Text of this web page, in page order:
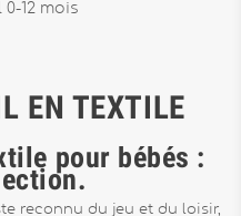
0-12 mois
EN TEXTILE
pour bébés :
reconnu du jeu et du loisir,